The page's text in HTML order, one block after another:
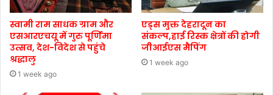
स्वामी राम साधक ग्राम और
एसआरएचयू में गुरु पूर्णिमा
उत्सव, देश-विदेश से पहुंचे
श्रद्धालु
1 week ago
एड्स मुक्त देहरादून का
संकल्प,हाई रिस्क क्षेत्रों की होगी
जीआईएस मैपिंग
1 week ago